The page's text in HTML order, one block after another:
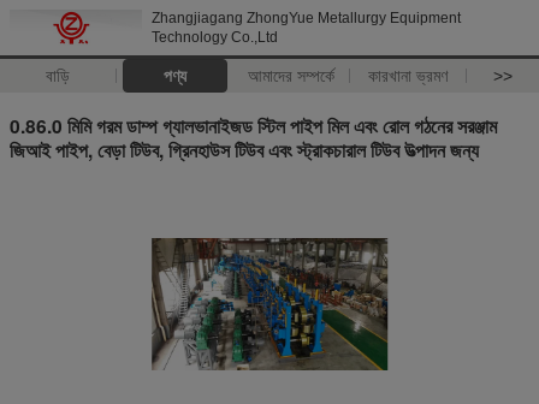
Zhangjiagang ZhongYue Metallurgy Equipment
Technology Co.,Ltd
বাড়ি পণ্য আমাদের সম্পর্কে কারখানা ভ্রমণ >>
0.86.0 মিমি গরম ডাম্প গ্যালভানাইজড স্টিল পাইপ মিল এবং রোল গঠনের সরঞ্জাম
জিআই পাইপ, বেড়া টিউব, গ্রিনহাউস টিউব এবং স্ট্রাকচারাল টিউব উত্পাদন জন্য